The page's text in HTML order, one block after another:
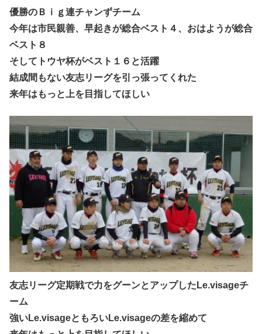
優勝のＢｉｇ連チャンずチーム
今年は市民親善、早起きが総合ベスト４、おはようが総合
ベスト８
そしてトウヤ杯がベスト１６と活躍
結成間もない友志リーグを引っ張ってくれた
来年はもっと上を目指してほしい
友志リーグ定期戦で力をグーンとアップしたLe.visageチ
ーム
強いLe.visageともろいLe.visageの差を縮めて